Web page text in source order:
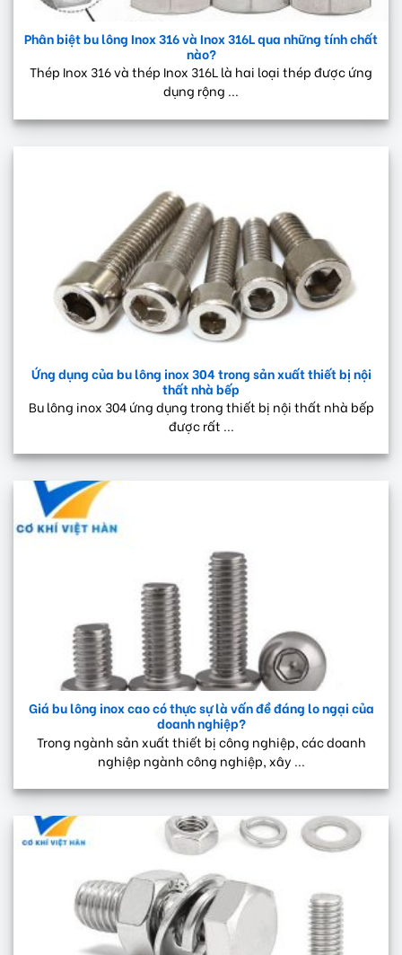
Phân biệt bu lông Inox 316 và Inox 316L qua những tính chất
nào?
Thép Inox 316 và thép Inox 316L là hai loại thép được ứng
dụng rộng ...
Ứng dụng của bu lông inox 304 trong sản xuất thiết bị nội
thất nhà bếp
Bu lông inox 304 ứng dụng trong thiết bị nội thất nhà bếp
được rất ...
Giá bu lông inox cao có thực sự là vấn đề đáng lo ngại của
doanh nghiệp?
Trong ngành sản xuất thiết bị công nghiệp, các doanh
nghiệp ngành công nghiệp, xây ...